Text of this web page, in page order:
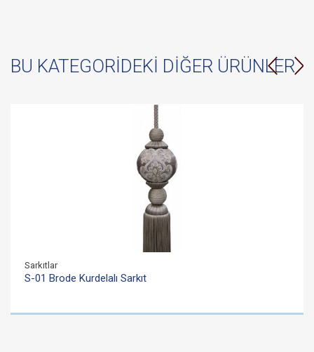
BU KATEGORIDEKI DIĞER ÜRÜNLER
Sarkıtlar
S-01 Brode Kurdelalı Sarkıt